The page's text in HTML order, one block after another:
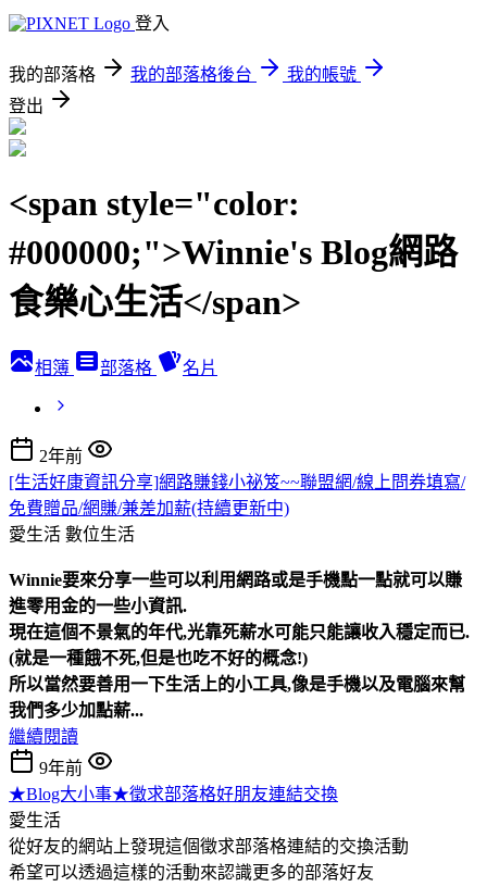
登入
我的部落格 我的部落格後台
我的帳號
登出
<span style="color:
#000000;">Winnie's Blog網路
食樂心生活</span>
相簿 部落格 名片
2年前
[生活好康資訊分享]網路賺錢小祕笈~~聯盟網/線上問券填寫/
免費贈品/網賺/兼差加薪(持續更新中)
愛生活 數位生活
Winnie要來分享一些可以利用網路或是手機點一點就可以賺
進零用金的一些小資訊.
現在這個不景氣的年代,光靠死薪水可能只能讓收入穩定而已.
(就是一種餓不死,但是也吃不好的概念!)
所以當然要善用一下生活上的小工具,像是手機以及電腦來幫
我們多少加點薪...
繼續閱讀
9年前
★Blog大小事★徵求部落格好朋友連結交換
愛生活
從好友的網站上發現這個徵求部落格連結的交換活動
希望可以透過這樣的活動來認識更多的部落好友